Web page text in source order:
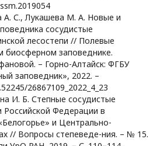
А. С., Лукашева М. А. Новые и
сосудистые
лесостепи // Полевые
биосферном заповеднике.
– Горно-Алтайск: ФГБУ
заповедник», 2022. –
26867109_2022_4_23
И. Б. Степные сосудистые
Российской Федерации в
и Центрально-
// Вопросы степеведе-ния. – № 15.